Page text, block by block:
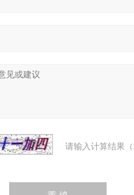
请输入计算结果